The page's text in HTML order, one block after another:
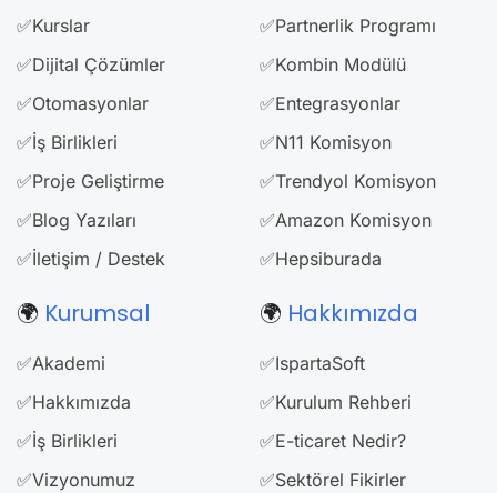
✅Kurslar
✅Dijital Çözümler
✅Otomasyonlar
✅İş Birlikleri
✅Proje Geliştirme
✅Blog Yazıları
✅İletişim / Destek
✅Partnerlik Programı
✅Kombin Modülü
✅Entegrasyonlar
✅N11 Komisyon
✅Trendyol Komisyon
✅Amazon Komisyon
✅Hepsiburada
🌍 Kurumsal
✅Akademi
✅Hakkımızda
✅İş Birlikleri
✅Vizyonumuz
🌍 Hakkımızda
✅IspartaSoft
✅Kurulum Rehberi
✅E-ticaret Nedir?
✅Sektörel Fikirler